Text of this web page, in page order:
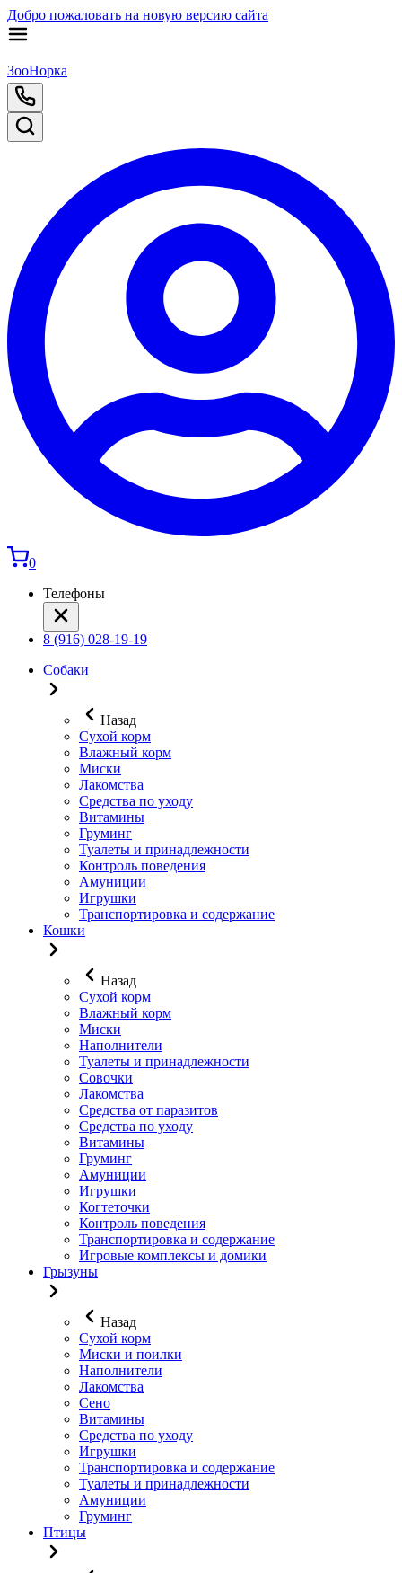
Добро пожаловать на новую версию сайта
ЗооНорка
0
Телефоны
8 (916) 028-19-19
Собаки
Назад
Сухой корм
Влажный корм
Миски
Лакомства
Средства по уходу
Витамины
Груминг
Туалеты и принадлежности
Контроль поведения
Амуниции
Игрушки
Транспортировка и содержание
Кошки
Назад
Сухой корм
Влажный корм
Миски
Наполнители
Туалеты и принадлежности
Совочки
Лакомства
Средства от паразитов
Средства по уходу
Витамины
Груминг
Амуниции
Игрушки
Когтеточки
Контроль поведения
Транспортировка и содержание
Игровые комплексы и домики
Грызуны
Назад
Сухой корм
Миски и поилки
Наполнители
Лакомства
Сено
Витамины
Средства по уходу
Игрушки
Транспортировка и содержание
Туалеты и принадлежности
Амуниции
Груминг
Птицы